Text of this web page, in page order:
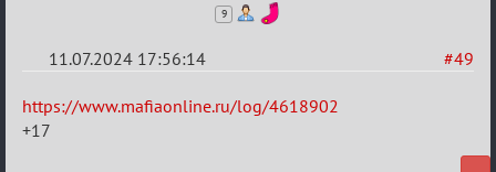
9
#49
11.07.2024 17:56:14
Re:
20
https://www.mafiaonline.ru/log/4618902
+17